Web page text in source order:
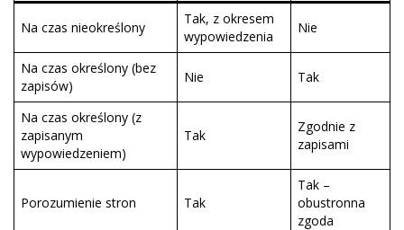
Na czas nieokreślony
Tak, z okresem
wypowiedzenia
Nie
Na czas określony (bez
zapisów)
Nie Tak
Na czas określony (z
zapisanym
wypowiedzeniem)
Tak
Zgodnie z
zapisami
Porozumienie stron Tak
Tak –
obustronna
zgoda